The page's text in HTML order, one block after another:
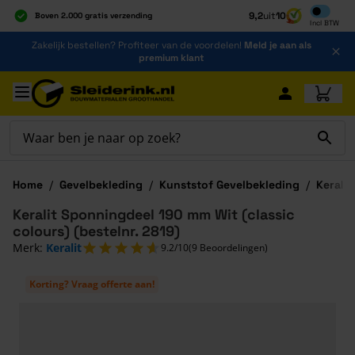
Boven 2.000 gratis verzending
Al 40 jaar dé specialist
Alles onder één dak
9,2uit10
Incl BTW
Inclusief
Ga naar de inhoud
Zakelijk bestellen? Profiteer van de voordelen! Meld je aan als
premium klant
Ga naar hoofdinhoud
Home / Gevelbekleding / Kunststof Gevelbekleding / Keralit
Korting? Vraag offerte aan!
Keralit Sponningdeel 190 mm Wit (classic
colours) (bestelnr. 2819)
Merk: Keralit 9.2/10(9 Beoordelingen)